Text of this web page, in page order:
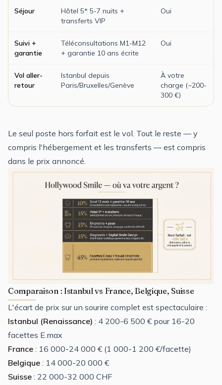
Séjour
Hôtel 5* 5-7 nuits +
transferts VIP
Oui
Suivi +
garantie
Téléconsultations M1-M12
+ garantie 10 ans écrite
Oui
Vol aller-
retour
Istanbul depuis
Paris/Bruxelles/Genève
À votre
charge (~200-
300 €)
Le seul poste hors forfait est le vol. Tout le reste — y
compris l'hébergement et les transferts — est compris
dans le prix annoncé.
Comparaison : Istanbul vs France, Belgique, Suisse
L'écart de prix sur un sourire complet est spectaculaire :
Istanbul (Renaissance) : 4 200-6 500 € pour 16-20
facettes E.max
France : 16 000-24 000 € (1 000-1 200 €/facette)
Belgique : 14 000-20 000 €
Suisse : 22 000-32 000 CHF